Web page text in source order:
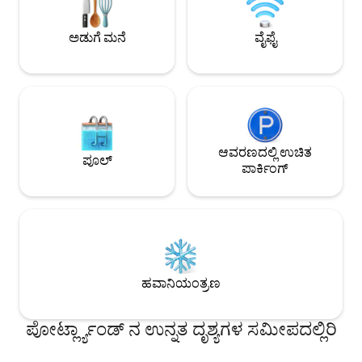
ಸ್ಥಳ. ಬೆಲ್ಮಾಂಟ್-ಹಾಥೋರ್ನ್-ಟಾಬೋರ್‌ನ
ಚಮತ್ಕಾರಿ ಪಾತ್ರ
ಅಡುಗೆ ಮನೆ ವೈಫೈ
ಪೂಲ್
ಆವರಣದಲ್ಲಿ ಉಚಿತ
ಪಾರ್ಕಿಂಗ್
ಹವಾನಿಯಂತ್ರಣ
ಪೋರ್ಟ್ಲ್ಯಾಂಡ್ ನ ಉನ್ನತ ದೃಶ್ಯಗಳ ಸಮೀಪದಲ್ಲಿರಿ